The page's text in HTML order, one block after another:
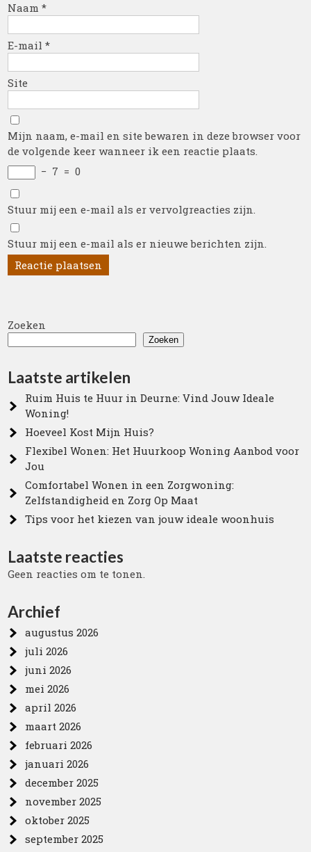
Naam*
E-mail*
Site
Mijn naam, e-mail en site bewaren in deze browser voor
de volgende keer wanneer ik een reactie plaats.
− 7 = 0
Stuur mij een e-mail als er vervolgreacties zijn.
Stuur mij een e-mail als er nieuwe berichten zijn.
Zoeken
Zoeken
Laatste artikelen
Ruim Huis te Huur in Deurne: Vind Jouw Ideale
Woning!
Hoeveel Kost Mijn Huis?
Flexibel Wonen: Het Huurkoop Woning Aanbod voor
Jou
Comfortabel Wonen in een Zorgwoning:
Zelfstandigheid en Zorg Op Maat
Tips voor het kiezen van jouw ideale woonhuis
Laatste reacties
Geen reacties om te tonen.
Archief
augustus 2026
juli 2026
juni 2026
mei 2026
april 2026
maart 2026
februari 2026
januari 2026
december 2025
november 2025
oktober 2025
september 2025